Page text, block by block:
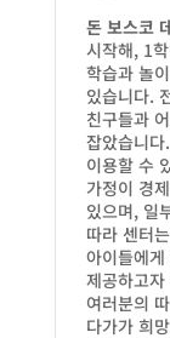
돈 보스코
시작해, 1
학습과 놀
있습니다.
친구들과
잡았습니
이용할 수
가정이 경
있으며, 일
따라 센터
아이들에
제공하고
여러분의
다가가 희